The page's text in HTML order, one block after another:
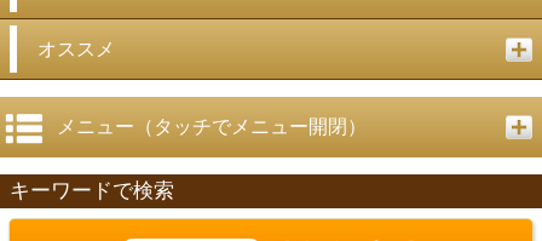
オススメ
メニュー（タッチでメニュー開閉）
キーワードで検索